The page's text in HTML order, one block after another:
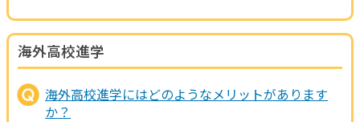
海外高校進学
海外高校進学にはどのようなメリットがあります
か？